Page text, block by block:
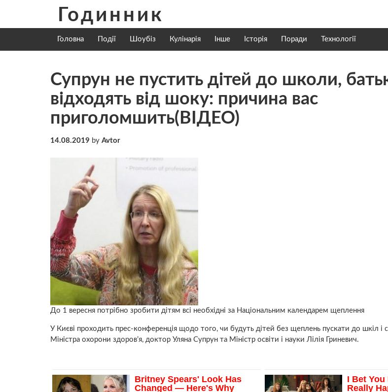
content
Годинник
Головна Події Шоубіз Кулінарія Інше Історія Поради Технології
Супрун не пустить дітей до школи,
відходять від шоку: причина вас
приголомшить(ВІДЕО)
14.08.2019 by Avtor
До 1 вересня потрібно зробити дітям всі необхідні за Національним календарем щеплення
У Києві проходить прес-конференція щодо того, чи будуть дітей без щеплень пускати до шкіл і
Міністра охорони здоров’я, доктор Уляна Супрун та Міністр освіти і науки Лілія Гриневич.